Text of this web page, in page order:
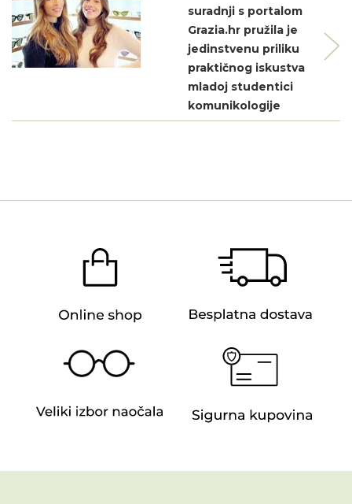
suradnji s portalom
Grazia.hr pružila je
jedinstvenu priliku
praktičnog iskustva
mladoj studentici
komunikologije